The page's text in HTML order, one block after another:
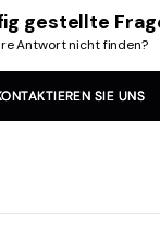
gestellte
Antwort nicht finden?
SIE UNS